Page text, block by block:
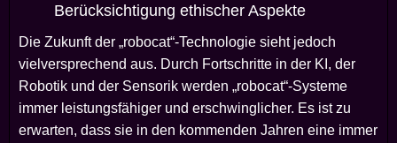
Berücksichtigung ethischer Aspekte
Die Zukunft der „robocat“-Technologie sieht jedoch
vielversprechend aus. Durch Fortschritte in der KI, der
Robotik und der Sensorik werden „robocat“-Systeme
immer leistungsfähiger und erschwinglicher. Es ist zu
erwarten, dass sie in den kommenden Jahren eine immer